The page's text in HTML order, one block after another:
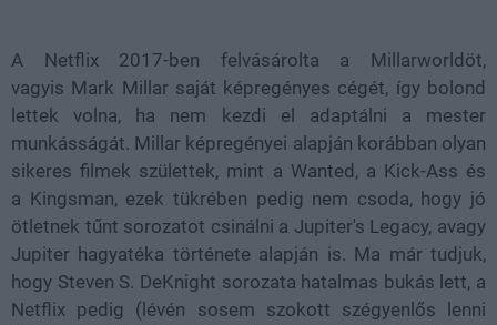
A Netflix 2017-ben felvásárolta a Millarworldöt,
vagyis Mark Millar saját képregényes cégét, így bolond
lettek volna, ha nem kezdi el adaptálni a mester
munkásságát. Millar képregényei alapján korábban olyan
sikeres filmek születtek, mint a Wanted, a Kick-Ass és
a Kingsman, ezek tükrében pedig nem csoda, hogy jó
ötletnek tűnt sorozatot csinálni a Jupiter's Legacy, avagy
Jupiter hagyatéka története alapján is. Ma már tudjuk,
hogy Steven S. DeKnight sorozata hatalmas bukás lett, a
Netflix pedig (lévén sosem szokott szégyenlős lenni